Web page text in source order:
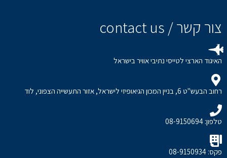
צור קשר / contact us
האיגוד הארצי לטייסי נתיבי אוויר בישראל
רחוב הבעש"ט 6, בניין המכון הגיאופיזי לישראל, אזור התעשייה הצפוני, לוד
טלפון: 08-9150694
פקס: 08-9150934